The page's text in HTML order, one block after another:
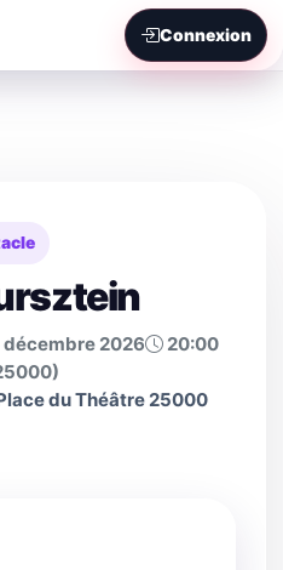
Connexion
décembre 2026
20:00
du Théâtre 25000